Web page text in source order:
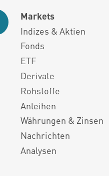
Markets
Indizes & Aktien
Fonds
ETF
Derivate
Rohstoffe
Anleihen
Währungen & Zinsen
Nachrichten
Analysen